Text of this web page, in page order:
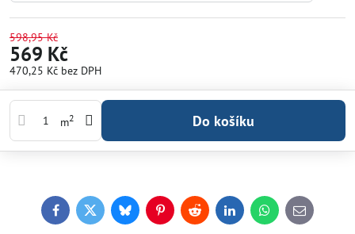
598,95 Kč
569 Kč
470,25 Kč bez DPH
m2 Do košíku
FacebookTwitterBlueskyPinterestReddit LinkedInWhatsApp
E-
mail